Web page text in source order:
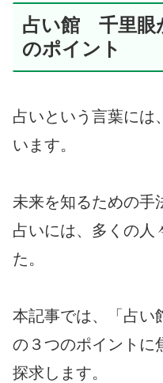
占い館 千里眼
のポイント
占いという言葉には
います。
未来を知るための手
占いには、多くの人
た。
本記事では、「占
の３つのポイントに
探求します。